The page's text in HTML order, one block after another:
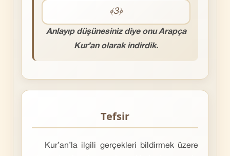
﴾3﴿
Anlayıp düşünesiniz diye onu Arapça
Kur’an olarak indirdik.
Tefsir
Kur’an’la ilgili gerçekleri bildirmek üzere